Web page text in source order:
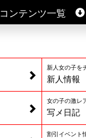
コンテンツ一覧
新人女の子を
新人情報
女の子の激レ
写メ日記
割引イベント